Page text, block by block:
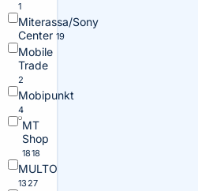
1
Miterassa/Sony
Center 19
Mobile
Trade
2
Mobipunkt
4
MT
Shop
1818
MULTO
1327